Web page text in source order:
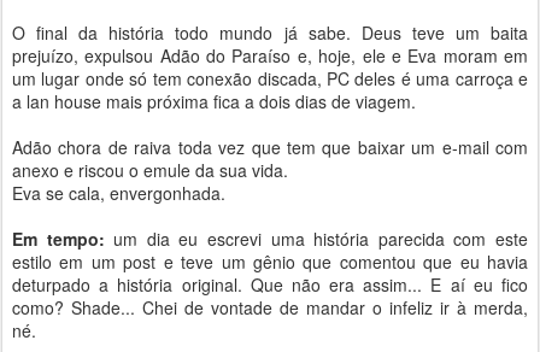
O final da história todo mundo já sabe. Deus teve um baita
prejuízo, expulsou Adão do Paraíso e, hoje, ele e Eva moram em
um lugar onde só tem conexão discada, PC deles é uma carroça e
a lan house mais próxima fica a dois dias de viagem.
Adão chora de raiva toda vez que tem que baixar um e-mail com
anexo e riscou o emule da sua vida.
Eva se cala, envergonhada.
Em tempo: um dia eu escrevi uma história parecida com este
estilo em um post e teve um gênio que comentou que eu havia
deturpado a história original. Que não era assim... E aí eu fico
como? Shade... Chei de vontade de mandar o infeliz ir à merda,
né.